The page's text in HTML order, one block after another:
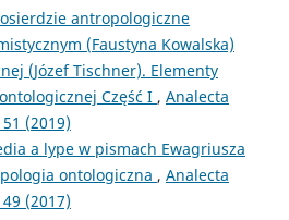
antropologiczne
(Faustyna Kowalska)
(Józef Tischner). Elementy
Część I , Analecta
(2019)
a lype w pismach Ewagriusza
ontologiczna , Analecta
(2017)